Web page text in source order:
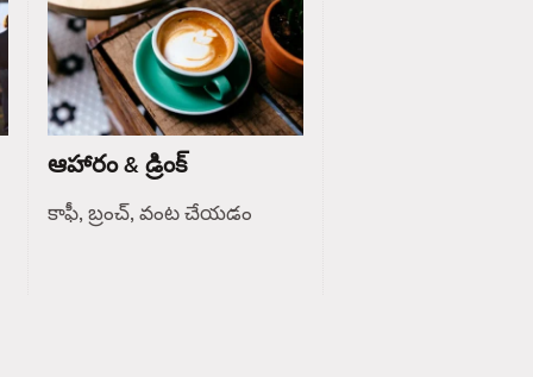
ఆహారం & డ్రింక్
కాఫీ, బ్రంచ్, వంట చేయడం